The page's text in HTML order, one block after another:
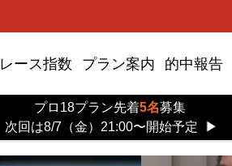
レース指数 プラン案内 的中報告
プロ18プラン先着5名募集
次回は8/7（金）21:00〜開始予定
▶